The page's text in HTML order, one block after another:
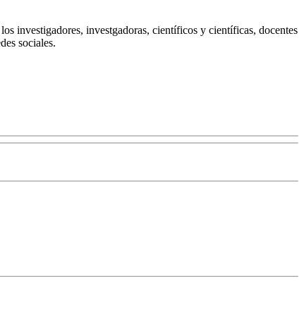
investigadores, investgadoras, científicos y científicas, docentes
sociales.